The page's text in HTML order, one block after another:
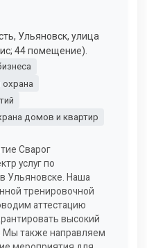
Ульяновск, улица
44 помещение).
охрана
домов и квартир
Сварог
услуг по
Ульяновске. Наша
тренировочной
аттестацию
высокий
Мы также направляем